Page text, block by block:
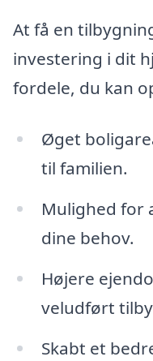
At få en
investering i dit
fordele, du kan
Øget
til familien.
Mulighed for
dine behov.
Højere
veludført
Skabt et